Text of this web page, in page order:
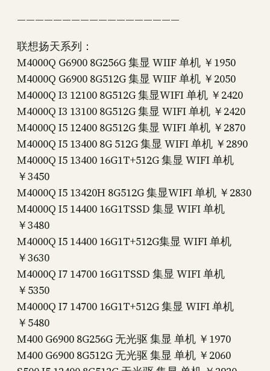
——————————————————
联想扬天系列：
M4000Q G6900 8G256G 集显 WIIF 单机 ￥1950
M4000Q G6900 8G512G 集显 WIIF 单机 ￥2050
M4000Q I3 12100 8G512G 集显WIFI 单机 ￥2420
M4000Q I3 13100 8G512G 集显 WIFI 单机 ￥2420
M4000Q I5 12400 8G512G 集显 WIFI 单机 ￥2870
M4000Q I5 13400 8G 512G 集显 WIFI 单机 ￥2890
M4000Q I5 13400 16G1T+512G 集显 WIFI 单机
￥3450
M4000Q I5 13420H 8G512G 集显WIFI 单机 ￥2830
M4000Q I5 14400 16G1TSSD 集显 WIFI 单机
￥3480
M4000Q I5 14400 16G1T+512G集显 WIFI 单机
￥3630
M4000Q I7 14700 16G1TSSD 集显 WIFI 单机
￥5350
M4000Q I7 14700 16G1T+512G 集显 WIFI 单机
￥5480
M400 G6900 8G256G 无光驱 集显 单机 ￥1970
M400 G6900 8G512G 无光驱 集显 单机 ￥2060